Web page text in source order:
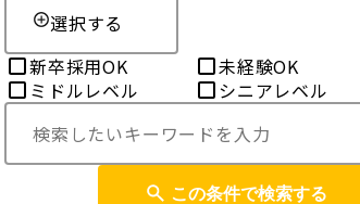
選択する
新卒採用OK 未経験OK
ミドルレベル
シニアレベル
この条件で検索する